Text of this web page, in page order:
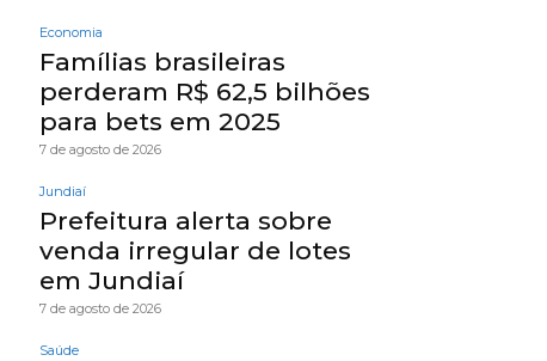
Economia
Famílias brasileiras
perderam R$ 62,5 bilhões
para bets em 2025
7 de agosto de 2026
Jundiaí
Prefeitura alerta sobre
venda irregular de lotes
em Jundiaí
7 de agosto de 2026
Saúde